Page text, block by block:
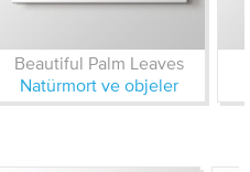
Beautiful Palm Leaves
Natürmort ve objeler